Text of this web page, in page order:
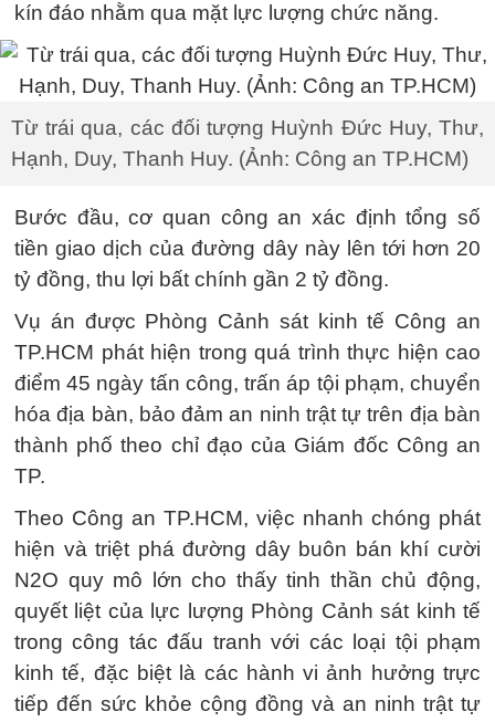
kín đáo nhằm qua mặt lực lượng chức năng.
Từ trái qua, các đối tượng Huỳnh Đức Huy, Thư,
Hạnh, Duy, Thanh Huy. (Ảnh: Công an TP.HCM)
Bước đầu, cơ quan công an xác định tổng số
tiền giao dịch của đường dây này lên tới hơn 20
tỷ đồng, thu lợi bất chính gần 2 tỷ đồng.
Vụ án được Phòng Cảnh sát kinh tế Công an
TP.HCM phát hiện trong quá trình thực hiện cao
điểm 45 ngày tấn công, trấn áp tội phạm, chuyển
hóa địa bàn, bảo đảm an ninh trật tự trên địa bàn
thành phố theo chỉ đạo của Giám đốc Công an
TP.
Theo Công an TP.HCM, việc nhanh chóng phát
hiện và triệt phá đường dây buôn bán khí cười
N2O quy mô lớn cho thấy tinh thần chủ động,
quyết liệt của lực lượng Phòng Cảnh sát kinh tế
trong công tác đấu tranh với các loại tội phạm
kinh tế, đặc biệt là các hành vi ảnh hưởng trực
tiếp đến sức khỏe cộng đồng và an ninh trật tự